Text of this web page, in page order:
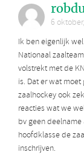
6
Ik ben eigenlijk
Nationaal
volstrekt met de
is. Dat er wat
zaalhockey ook
reacties wat we
bv geen
hoofdklasse de
inschrijven.